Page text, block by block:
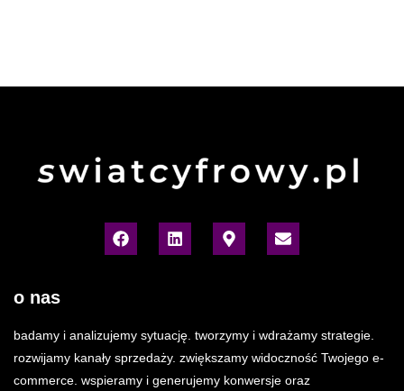
o nas
badamy i analizujemy sytuację. tworzymy i wdrażamy strategie.
rozwijamy kanały sprzedaży. zwiększamy widoczność Twojego e-
commerce. wspieramy i generujemy konwersje oraz